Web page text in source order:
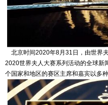
北京时间2020年8月31日，由世界
2020世界夫人大赛系列活动的全球新
个国家和地区的赛区主席和嘉宾以多